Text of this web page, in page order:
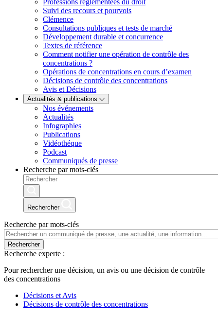
Professions réglementées du droit
Suivi des recours et pourvois
Clémence
Consultations publiques et tests de marché
Développement durable et concurrence
Textes de référence
Comment notifier une opération de contrôle des
concentrations ?
Opérations de concentrations en cours d’examen
Décisions de contrôle des concentrations
Avis et Décisions
Actualités & publications
Nos événements
Actualités
Infographies
Publications
Vidéothéque
Podcast
Communiqués de presse
Recherche par mots-clés
Rechercher
Recherche par mots-clés
Rechercher
Recherche experte :
Pour rechercher une décision, un avis ou une décision de contrôle
des concentrations
Décisions et Avis
Décisions de contrôle des concentrations